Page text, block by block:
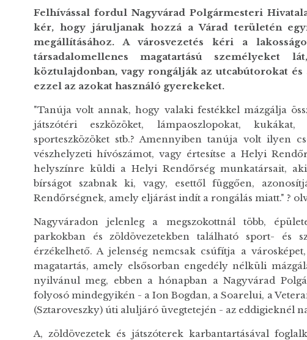
Felhívással fordul Nagyvárad Polgármesteri
kér, hogy járuljanak hozzá a Várad területén
megállításához. A városvezetés kéri a
társadalomellenes magatartású
köztulajdonban, vagy rongálják az utcabútorokat
ezzel az azokat használó gyerekeket.
"Tanúja volt annak, hogy valaki festékkel mázgálja
játszótéri eszközöket, lámpaoszlopokat,
sporteszközöket stb.? Amennyiben tanúja volt ilyen
vészhelyzeti hívószámot, vagy értesítse a Helyi
helyszínre küldi a Helyi Rendőrség munkatársait,
bírságot szabnak ki, vagy, esettől függően,
Rendőrségnek, amely eljárást indít a rongálás miatt." ?
Nagyváradon jelenleg a megszokottnál több,
parkokban és zöldövezetekben található sport- és
érzékelhető. A jelenség nemcsak csúfítja a
magatartás, amely elsősorban engedély nélküli
nyilvánul meg, ebben a hónapban a Nagyvárad
folyosó mindegyikén - a Ion Bogdan, a Soarelui, a
(Sztaroveszky) úti aluljáró üvegtetején - az eddigieknél
A, zöldövezetek és játszóterek karbantartásával